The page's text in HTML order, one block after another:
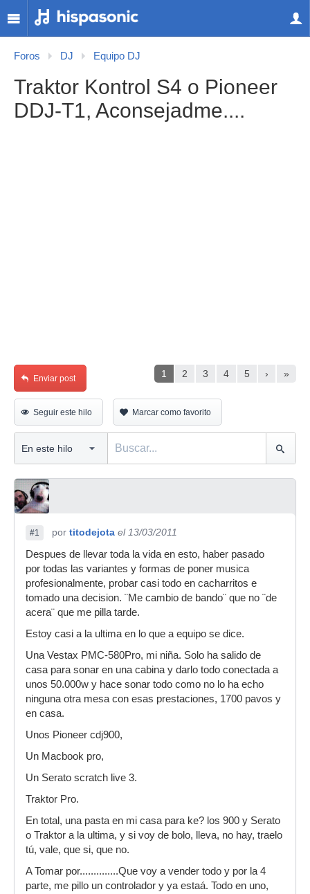
Foros DJ Equipo DJ
Traktor Kontrol S4 o Pioneer
DDJ-T1, Aconsejadme....
1 2 3 4 5 › »
Enviar post
Seguir este hilo Marcar como favorito
#1 por titodejota el 13/03/2011
Despues de llevar toda la vida en esto, haber pasado
por todas las variantes y formas de poner musica
profesionalmente, probar casi todo en cacharritos e
tomado una decision. ¨Me cambio de bando¨ que no ¨de
acera¨ que me pilla tarde.
Estoy casi a la ultima en lo que a equipo se dice.
Una Vestax PMC-580Pro, mi niña. Solo ha salido de
casa para sonar en una cabina y darlo todo conectada a
unos 50.000w y hace sonar todo como no lo ha echo
ninguna otra mesa con esas prestaciones, 1700 pavos y
en casa.
Unos Pioneer cdj900,
Un Macbook pro,
Un Serato scratch live 3.
Traktor Pro.
En total, una pasta en mi casa para ke? los 900 y Serato
o Traktor a la ultima, y si voy de bolo, lleva, no hay, traelo
tú, vale, que si, que no.
A Tomar por..............Que voy a vender todo y por la 4
parte, me pillo un controlador y ya estaá. Todo en uno,